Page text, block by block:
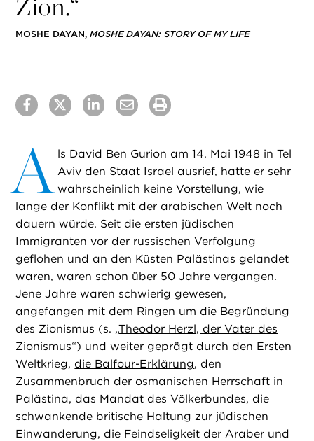
Zion.“
MOSHE DAYAN,MOSHE DAYAN: STORY OF MY LIFE
A ls David Ben Gurion am 14. Mai 1948 in Tel
Aviv den Staat Israel ausrief, hatte er sehr
wahrscheinlich keine Vorstellung, wie
lange der Konflikt mit der arabischen Welt noch
dauern würde. Seit die ersten jüdischen
Immigranten vor der russischen Verfolgung
geflohen und an den Küsten Palästinas gelandet
waren, waren schon über 50 Jahre vergangen.
Jene Jahre waren schwierig gewesen,
angefangen mit dem Ringen um die Begründung
des Zionismus (s. „Theodor Herzl, der Vater des
Zionismus“) und weiter geprägt durch den Ersten
Weltkrieg, die Balfour-Erklärung, den
Zusammenbruch der osmanischen Herrschaft in
Palästina, das Mandat des Völkerbundes, die
schwankende britische Haltung zur jüdischen
Einwanderung, die Feindseligkeit der Araber und